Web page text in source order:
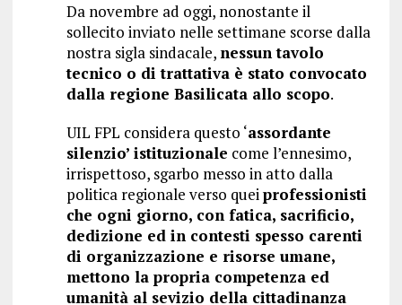
Da novembre ad oggi, nonostante il
sollecito inviato nelle settimane scorse dalla
nostra sigla sindacale, nessun tavolo
tecnico o di trattativa è stato convocato
dalla regione Basilicata allo scopo.
UIL FPL considera questo ‘assordante
silenzio’ istituzionale come l’ennesimo,
irrispettoso, sgarbo messo in atto dalla
politica regionale verso queiprofessionisti
che ogni giorno, con fatica, sacrificio,
dedizione ed in contesti spesso carenti
di organizzazione e risorse umane,
mettono la propria competenza ed
umanità al sevizio della cittadinanza